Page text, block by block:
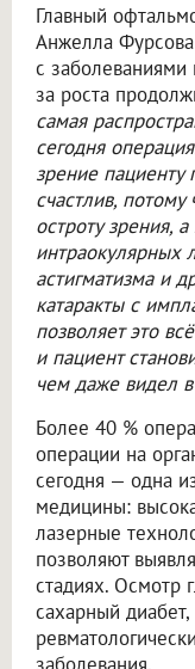
Главный
Анжелла Фурсова
с заболеваниями
за роста
самая
сегодня
зрение пациенту
счастлив,
остроту зрения,
интраокулярных
астигматизма и
катаракты с
позволяет это
и пациент
чем даже видел
Более 40 %
операции на
сегодня — одна
медицины:
лазерные
позволяют
стадиях. Осмотр
сахарный